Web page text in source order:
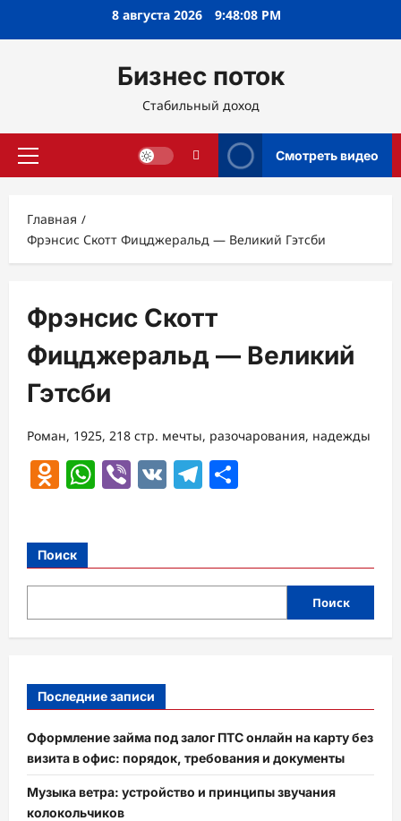
8 августа 2026 9:48:09 PM
Бизнес поток
Стабильный доход
Основное
Смотреть видео
Главная
Фрэнсис Скотт Фицджеральд — Великий Гэтсби
Фрэнсис Скотт
Фицджеральд — Великий
Гэтсби
Роман, 1925, 218 стр. мечты, разочарования, надежды
Odnoklassniki
WhatsApp
Viber
VK Telegram
Поиск
Поиск
Последние записи
Оформление займа под залог ПТС онлайн на карту без
визита в офис: порядок, требования и документы
Музыка ветра: устройство и принципы звучания
колокольчиков